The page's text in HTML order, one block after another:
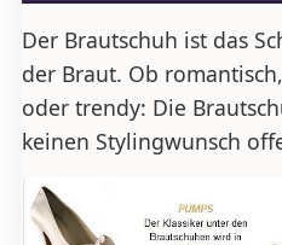
Der Brautschuh ist das
der Braut. Ob
oder trendy: Die
keinen Stylingwunsch